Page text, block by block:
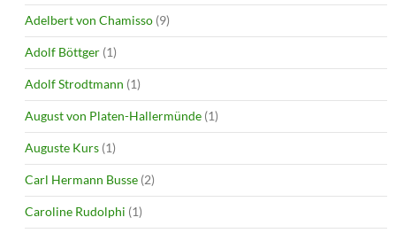
Adelbert von Chamisso (9)
Adolf Böttger (1)
Adolf Strodtmann (1)
August von Platen-Hallermünde (1)
Auguste Kurs (1)
Carl Hermann Busse (2)
Caroline Rudolphi (1)